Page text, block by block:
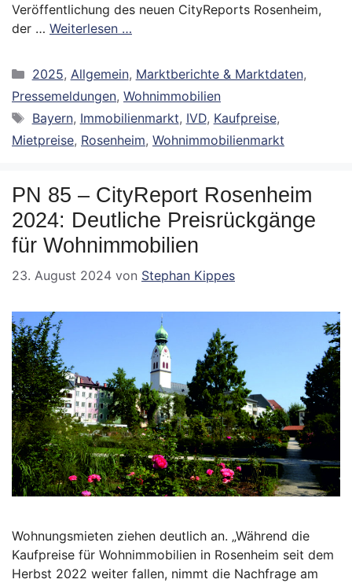
Veröffentlichung des neuen CityReports Rosenheim,
der … Weiterlesen …
Kategorien
2025, Allgemein, Marktberichte & Marktdaten,
Pressemeldungen, Wohnimmobilien
Schlagwörter
Bayern, Immobilienmarkt, IVD, Kaufpreise,
Mietpreise, Rosenheim, Wohnimmobilienmarkt
PN 85 – CityReport Rosenheim
2024: Deutliche Preisrückgänge
für Wohnimmobilien
23. August 2024 von Stephan Kippes
Wohnungsmieten ziehen deutlich an. „Während die
Kaufpreise für Wohnimmobilien in Rosenheim seit dem
Herbst 2022 weiter fallen, nimmt die Nachfrage am